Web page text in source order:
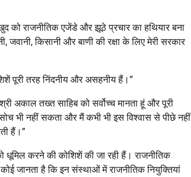
खुद को राजनीतिक एजेंडे और झूठे प्रचार का हथियार बना
किसानी और बाणी की रक्षा के लिए मेरी सरकार
पूरी तरह निंदनीय और असहनीय हैं।”
अकाल तख्त साहिब को सर्वोच्च मानता हूं और पूरी
भी नहीं सकता और मैं कभी भी इस विश्वास से पीछे नहीं
हैं।”
करने की कोशिशें की जा रही हैं। राजनीतिक
जानता है कि इन संस्थाओं में राजनीतिक नियुक्तियां